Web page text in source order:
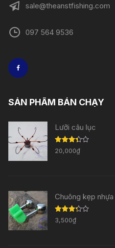
sale@theanstfishing.com
097 564 9536
SẢN PHẨM BÁN CHẠY
Lưỡi câu lục
Được
xếp
20,000₫
Chuông kẹp nhựa
Được
xếp
3,500₫